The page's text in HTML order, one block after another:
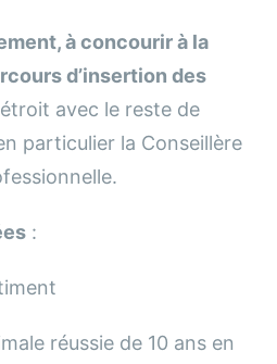
à concourir à la
d’insertion des
avec le reste de
particulier la Conseillère
:
réussie de 10 ans en